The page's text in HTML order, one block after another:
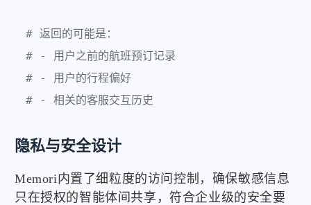
# 返回的可能是：
# - 用户之前的航班预订记录
# - 用户的行程偏好
# - 相关的客服交互历史
隐私与安全设计
Memori内置了细粒度的访问控制，确保敏感信息
只在授权的智能体间共享，符合企业级的安全要